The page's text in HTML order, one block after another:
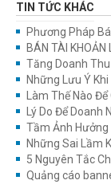
TIN TỨC KHÁC
Phương Pháp
BÁN TÀI KHOẢN
Tăng Doanh
Những Lưu Ý
Làm Thế Nào Để
Lý Do Để Doanh
Tầm Ảnh Hưởng
Những Sai Lầm
5 Nguyên Tắc
Quảng cáo